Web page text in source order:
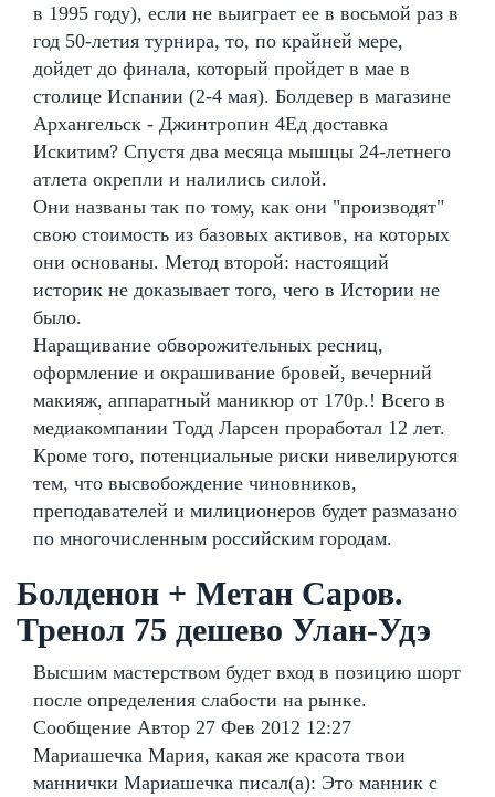
в 1995 году), если не выиграет ее в восьмой раз в
год 50-летия турнира, то, по крайней мере,
дойдет до финала, который пройдет в мае в
столице Испании (2-4 мая). Болдевер в магазине
Архангельск - Джинтропин 4Ед доставка
Искитим? Спустя два месяца мышцы 24-летнего
атлета окрепли и налились силой.
Они названы так по тому, как они "производят"
свою стоимость из базовых активов, на которых
они основаны. Метод второй: настоящий
историк не доказывает того, чего в Истории не
было.
Наращивание обворожительных ресниц,
оформление и окрашивание бровей, вечерний
макияж, аппаратный маникюр от 170р.! Всего в
медиакомпании Тодд Ларсен проработал 12 лет.
Кроме того, потенциальные риски нивелируются
тем, что высвобождение чиновников,
преподавателей и милиционеров будет размазано
по многочисленным российским городам.
Болденон + Метан Саров.
Тренол 75 дешево Улан-Удэ
Высшим мастерством будет вход в позицию шорт
после определения слабости на рынке.
Сообщение Автор 27 Фев 2012 12:27
Мариашечка Мария, какая же красота твои
маннички Мариашечка писал(а): Это манник с